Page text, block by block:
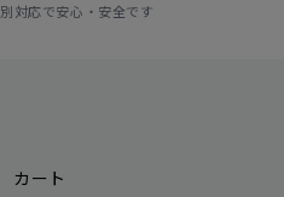
対応で安心・安全です
カート